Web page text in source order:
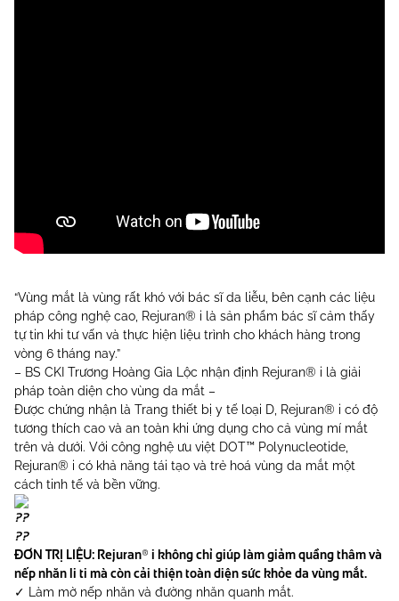
“Vùng mắt là vùng rất khó với bác sĩ da liễu, bên cạnh các liệu
pháp công nghệ cao, Rejuran® i là sản phẩm bác sĩ cảm thấy
tự tin khi tư vấn và thực hiện liệu trình cho khách hàng trong
vòng 6 tháng nay.”
– BS CKI Trương Hoàng Gia Lộc nhận định Rejuran® i là giải
pháp toàn diện cho vùng da mắt –
Được chứng nhận là Trang thiết bị y tế loại D, Rejuran® i có độ
tương thích cao và an toàn khi ứng dụng cho cả vùng mí mắt
trên và dưới. Với công nghệ ưu việt DOT™ Polynucleotide,
Rejuran® i có khả năng tái tạo và trẻ hoá vùng da mắt một
cách tinh tế và bền vững.
ĐƠN TRỊ LIỆU: Rejuran® i không chỉ giúp làm giảm quầng thâm và
nếp nhăn li ti mà còn cải thiện toàn diện sức khỏe da vùng mắt.
✓ Làm mờ nếp nhăn và đường nhăn quanh mắt.